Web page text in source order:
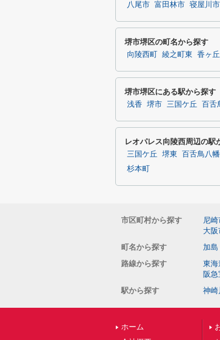
八尾市 富田林市 寝屋川市
堺市堺区の町名から探す
向陵西町 綾之町東 香ヶ丘
堺市堺区にある駅から探す
浅香 堺市 三国ケ丘 百舌
レオパレス向陵西周辺の駅
三国ケ丘 堺東 百舌鳥八幡
杉本町
市区町村から探す 尼崎
大
町名から探す
加島
路線から探す
東海
阪急
駅から探す
神崎
ホーム